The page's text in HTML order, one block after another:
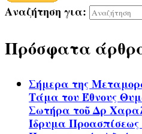
Αναζήτηση για:
Πρόσφατα
Σήμερα της
Τάμα του Έθνους
Σωτήρα τοῦ Δρ
Ίδρυμα